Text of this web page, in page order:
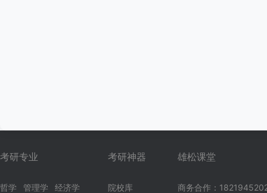
考研专业
哲学 管理学
经济学
考研神器
院校库
雄松课堂
商务合作：